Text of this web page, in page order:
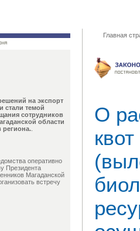
на экспорт
стали темой
сотрудников
области
оперативно
Президента
Магаданской
встречу
Главная
О